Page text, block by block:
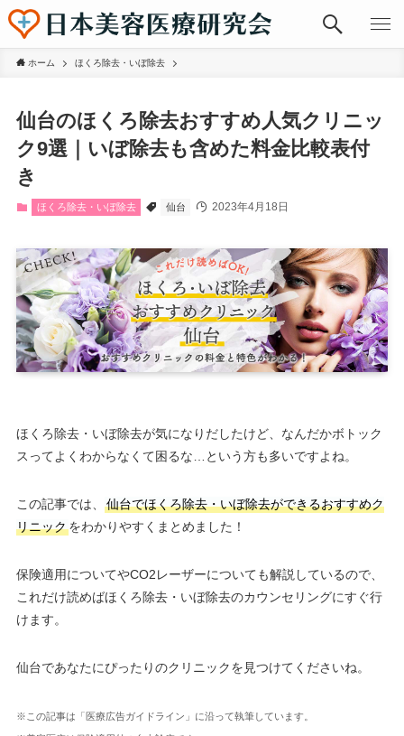
ホーム ほくろ除去・いぼ除去
仙台のほくろ除去おすすめ人気クリニッ
ク9選｜いぼ除去も含めた料金比較表付
き
ほくろ除去・いぼ除去 仙台 2023年4月18日
ほくろ除去・いぼ除去が気になりだしたけど、なんだかボトック
スってよくわからなくて困るな…という方も多いですよね。
この記事では、
仙台でほくろ除去・いぼ除去ができるおすすめク
リニックをわかりやすくまとめました！
保険適用についてやCO2レーザーについても解説しているので、
これだけ読めばほくろ除去・いぼ除去のカウンセリングにすぐ行
けます。
仙台であなたにぴったりのクリニックを見つけてくださいね。
※この記事は「医療広告ガイドライン」に沿って執筆しています。